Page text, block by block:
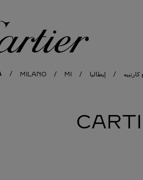
إيطاليا MI
MILANO